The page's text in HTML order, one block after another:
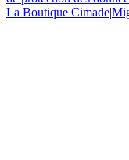
La Boutique Cimade|